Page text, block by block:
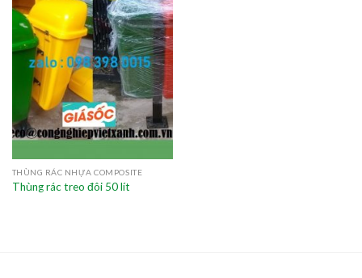
THÙNG RÁC NHỰA COMPOSITE
Thùng rác treo đôi 50 lít